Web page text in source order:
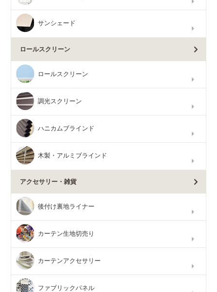
サンシェード
ロールスクリーン
ロールスクリーン
調光スクリーン
ハニカムブラインド
木製・アルミブラインド
アクセサリー・雑貨
後付け裏地ライナー
カーテン生地切売り
カーテンアクセサリー
ファブリックパネル